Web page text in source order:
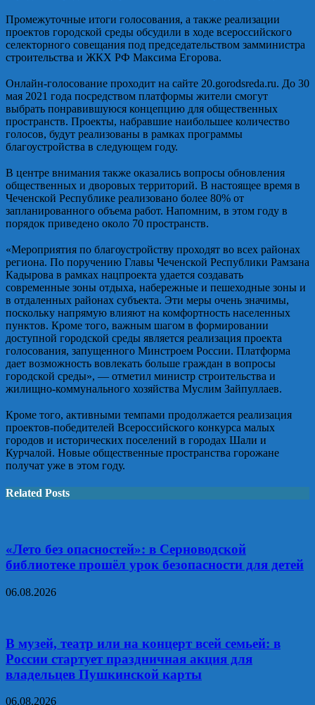
Промежуточные итоги голосования, а также реализации
проектов городской среды обсудили в ходе всероссийского
селекторного совещания под председательством замминистра
строительства и ЖКХ РФ Максима Егорова.
Онлайн-голосование проходит на сайте 20.gorodsreda.ru. До 30
мая 2021 года посредством платформы жители смогут
выбрать понравившуюся концепцию для общественных
пространств. Проекты, набравшие наибольшее количество
голосов, будут реализованы в рамках программы
благоустройства в следующем году.
В центре внимания также оказались вопросы обновления
общественных и дворовых территорий. В настоящее время в
Чеченской Республике реализовано более 80% от
запланированного объема работ. Напомним, в этом году в
порядок приведено около 70 пространств.
«Мероприятия по благоустройству проходят во всех районах
региона. По поручению Главы Чеченской Республики Рамзана
Кадырова в рамках нацпроекта удается создавать
современные зоны отдыха, набережные и пешеходные зоны и
в отдаленных районах субъекта. Эти меры очень значимы,
поскольку напрямую влияют на комфортность населенных
пунктов. Кроме того, важным шагом в формировании
доступной городской среды является реализация проекта
голосования, запущенного Минстроем России. Платформа
дает возможность вовлекать больше граждан в вопросы
городской среды», — отметил министр строительства и
жилищно-коммунального хозяйства Муслим Зайпуллаев.
Кроме того, активными темпами продолжается реализация
проектов-победителей Всероссийского конкурса малых
городов и исторических поселений в городах Шали и
Курчалой. Новые общественные пространства горожане
получат уже в этом году.
Related Posts
«Лето без опасностей»: в Серноводской
библиотеке прошёл урок безопасности для детей
06.08.2026
В музей, театр или на концерт всей семьей: в
России стартует праздничная акция для
владельцев Пушкинской карты
06.08.2026